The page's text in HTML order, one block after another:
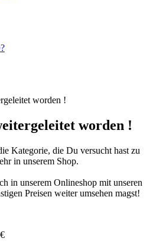
worden !
worden !
Kategorie, die Du versucht hast zu
in unserem Shop.
in unserem Onlineshop mit unseren
Preisen weiter umsehen magst!